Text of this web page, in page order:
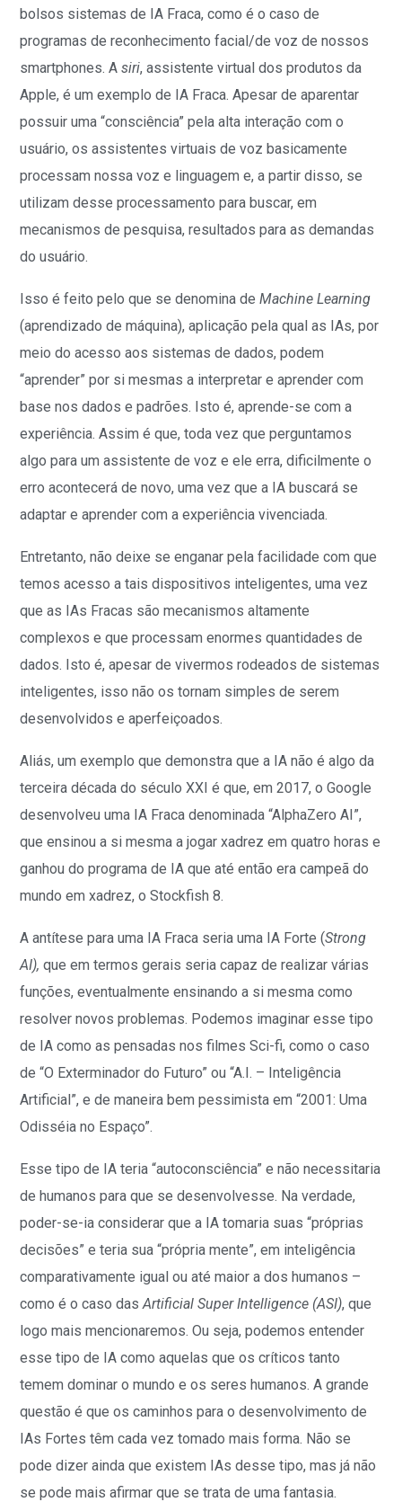
bolsos sistemas de IA Fraca, como é o caso de
programas de reconhecimento facial/de voz de nossos
smartphones. Asiri, assistente virtual dos produtos da
Apple, é um exemplo de IA Fraca. Apesar de aparentar
possuir uma “consciência” pela alta interação com o
usuário, os assistentes virtuais de voz basicamente
processam nossa voz e linguagem e, a partir disso, se
utilizam desse processamento para buscar, em
mecanismos de pesquisa, resultados para as demandas
do usuário.
Isso é feito pelo que se denomina deMachine Learning
(aprendizado de máquina), aplicação pela qual as IAs, por
meio do acesso aos sistemas de dados, podem
“aprender” por si mesmas a interpretar e aprender com
base nos dados e padrões. Isto é, aprende-se com a
experiência. Assim é que, toda vez que perguntamos
algo para um assistente de voz e ele erra, dificilmente o
erro acontecerá de novo, uma vez que a IA buscará se
adaptar e aprender com a experiência vivenciada.
Entretanto, não deixe se enganar pela facilidade com que
temos acesso a tais dispositivos inteligentes, uma vez
que as IAs Fracas são mecanismos altamente
complexos e que processam enormes quantidades de
dados. Isto é, apesar de vivermos rodeados de sistemas
inteligentes, isso não os tornam simples de serem
desenvolvidos e aperfeiçoados.
Aliás, um exemplo que demonstra que a IA não é algo da
terceira década do século XXI é que, em 2017, o Google
desenvolveu uma IA Fraca denominada “AlphaZero AI”,
que ensinou a si mesma a jogar xadrez em quatro horas e
ganhou do programa de IA que até então era campeã do
mundo em xadrez, o Stockfish 8.
A antítese para uma IA Fraca seria uma IA Forte (Strong
AI),que em termos gerais seria capaz de realizar várias
funções, eventualmente ensinando a si mesma como
resolver novos problemas. Podemos imaginar esse tipo
de IA como as pensadas nos filmes Sci-fi, como o caso
de “O Exterminador do Futuro” ou “A.I. – Inteligência
Artificial”, e de maneira bem pessimista em “2001: Uma
Odisséia no Espaço”.
Esse tipo de IA teria “autoconsciência” e não necessitaria
de humanos para que se desenvolvesse. Na verdade,
poder-se-ia considerar que a IA tomaria suas “próprias
decisões” e teria sua “própria mente”, em inteligência
comparativamente igual ou até maior a dos humanos –
como é o caso dasArtificial Super Intelligence (ASI), que
logo mais mencionaremos. Ou seja, podemos entender
esse tipo de IA como aquelas que os críticos tanto
temem dominar o mundo e os seres humanos. A grande
questão é que os caminhos para o desenvolvimento de
IAs Fortes têm cada vez tomado mais forma. Não se
pode dizer ainda que existem IAs desse tipo, mas já não
se pode mais afirmar que se trata de uma fantasia.